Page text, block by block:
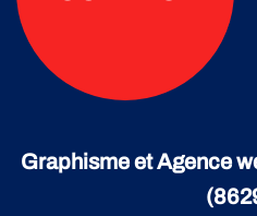
Graphisme et Agence